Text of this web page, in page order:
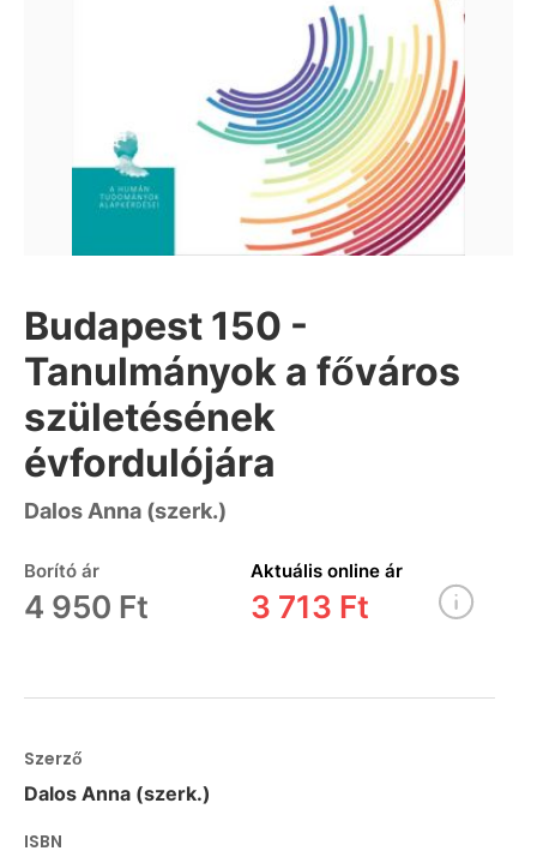
Budapest 150 -
Tanulmányok a főváros
születésének
évfordulójára
Dalos Anna (szerk.)
Borító ár
4 950 Ft
Aktuális online ár
3 713 Ft
Szerző
Dalos Anna (szerk.)
ISBN